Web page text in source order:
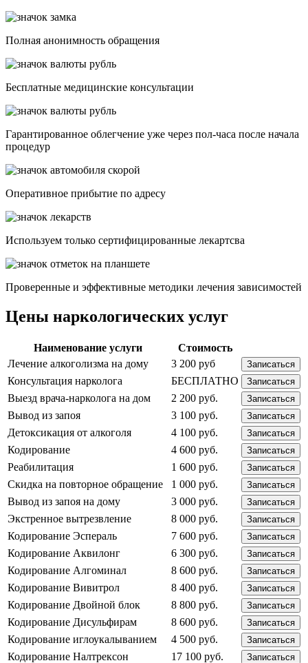
Полная анонимность обращения
Бесплатные медицинские консультации
Гарантированное облегчение уже через пол-часа после начала
процедур
Опеpативное прибытие по адресу
Используем только сертифицированные лекартсва
Проверенные и эффективные методики лечения зависимостей
Цены наркологических услуг
Наименование услуги
Стоимость
Лечение алкоголизма на дому
3 200 руб Записаться
Консультация нарколога БЕСПЛАТНО Записаться
Выезд врача-нарколога на дом 2 200 руб. Записаться
Вывод из запоя 3 100 руб. Записаться
Детоксикация от алкоголя 4 100 руб. Записаться
Кодирование 4 600 руб. Записаться
Реабилитация 1 600 руб. Записаться
Скидка на повторное обращение 1 000 руб. Записаться
Вывод из запоя на дому 3 000 руб. Записаться
Экстренное вытрезвление 8 000 руб. Записаться
Кодирование Эспераль 7 600 руб. Записаться
Кодирование Аквилонг 6 300 руб. Записаться
Кодирование Алгоминал 8 600 руб. Записаться
Кодирование Вивитрол 8 400 руб. Записаться
Кодирование Двойной блок 8 800 руб. Записаться
Кодирование Дисульфирам 8 600 руб. Записаться
Кодирование иглоукалыванием 4 500 руб. Записаться
Кодирование Налтрексон 17 100 руб. Записаться